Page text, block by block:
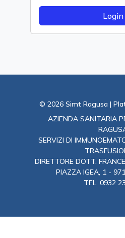
© 2026 Simt Ragusa |
AZIENDA SANITARIA
SERVIZI DI
DIRETTORE DOTT.
PIAZZA IGEA, 1 -
TEL. 0932